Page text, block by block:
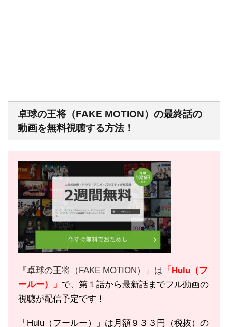
卓球の王将（FAKE MOTION）の最終話の
動画を無料視聴する方法！
『卓球の王将（FAKE MOTION）』は 「Hulu（フ
ールー）」 で、第１話から最新話までフル動画の
視聴が配信予定です！
「Hulu（フールー）」は月額９３３円（税抜）の